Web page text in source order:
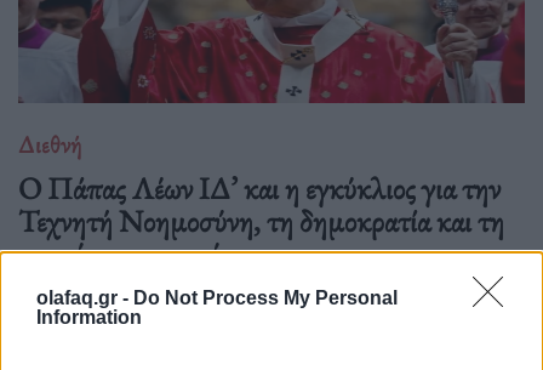
olafaq.gr - Do Not Process My Personal
Information
Διεθνή
Ο Πάπας Λέων ΙΔ’ και η εγκύκλιος για την
Τεχνητή Νοημοσύνη, τη δημοκρατία και τη
συγκέντρωση ισχύος
02.06.26